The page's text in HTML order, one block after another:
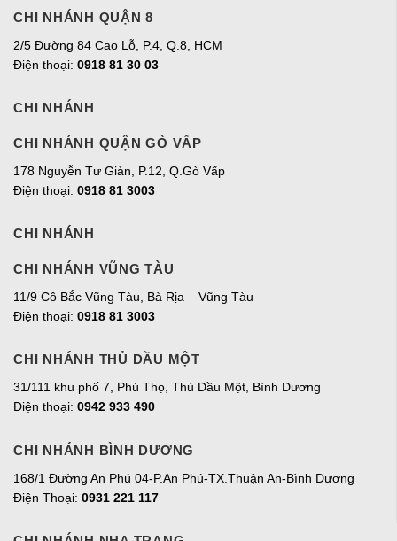
CHI NHÁNH QUẬN 8
2/5 Đường 84 Cao Lỗ, P.4, Q.8, HCM
Điện thoại: 0918 81 30 03
CHI NHÁNH
CHI NHÁNH QUẬN GÒ VẤP
178 Nguyễn Tư Giản, P.12, Q.Gò Vấp
Điện thoại: 0918 81 3003
CHI NHÁNH
CHI NHÁNH VŨNG TÀU
11/9 Cô Bắc Vũng Tàu, Bà Rịa – Vũng Tàu
Điện thoại: 0918 81 3003
CHI NHÁNH THỦ DẦU MỘT
31/111 khu phố 7, Phú Thọ, Thủ Dầu Một, Bình Dương
Điện thoại: 0942 933 490
CHI NHÁNH BÌNH DƯƠNG
168/1 Đường An Phú 04-P.An Phú-TX.Thuận An-Bình Dương
Điện Thoại: 0931 221 117